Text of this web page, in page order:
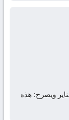
ويصرح: هذه